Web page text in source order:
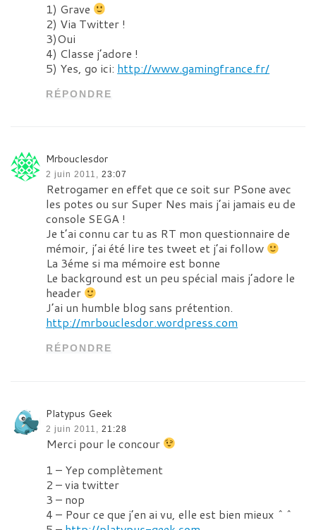
1) Grave
2) Via Twitter !
3)Oui
4) Classe j’adore !
5) Yes, go ici: http://www.gamingfrance.fr/
RÉPONDRE
Mrbouclesdor
2 juin 2011, 23:07
Retrogamer en effet que ce soit sur PSone avec
les potes ou sur Super Nes mais j’ai jamais eu de
console SEGA !
Je t’ai connu car tu as RT mon questionnaire de
mémoir, j’ai été lire tes tweet et j’ai follow
La 3éme si ma mémoire est bonne
Le background est un peu spécial mais j’adore le
header
J’ai un humble blog sans prétention.
http://mrbouclesdor.wordpress.com
RÉPONDRE
Platypus Geek
2 juin 2011, 21:28
Merci pour le concour
1 – Yep complètement
2 – via twitter
3 – nop
4 – Pour ce que j’en ai vu, elle est bien mieux ^^